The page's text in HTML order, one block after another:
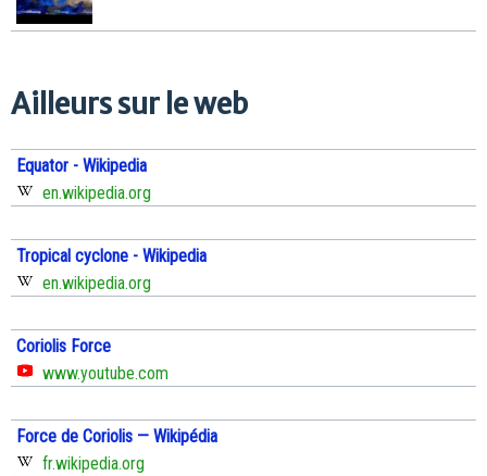
Ailleurs sur le web
Equator - Wikipedia
en.wikipedia.org
Tropical cyclone - Wikipedia
en.wikipedia.org
Coriolis Force
www.youtube.com
Force de Coriolis — Wikipédia
fr.wikipedia.org